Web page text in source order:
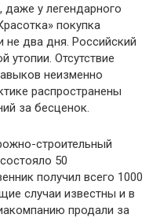
у легендарного
покупка
не два дня. Российский
утопии. Отсутствие
неизменно
распространены
за бесценок.
строительный
50
получил всего 1000
случаи известны и в
продали за